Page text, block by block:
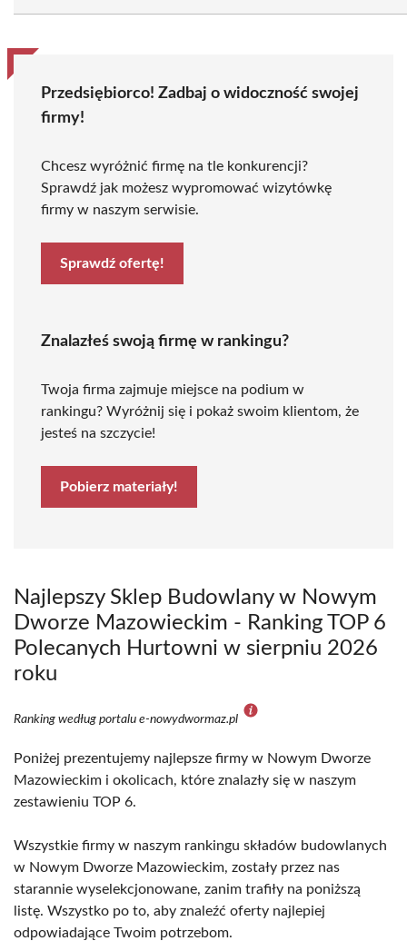
Przedsiębiorco! Zadbaj o widoczność swojej
firmy!
Chcesz wyróżnić firmę na tle konkurencji?
Sprawdź jak możesz wypromować wizytówkę
firmy w naszym serwisie.
Sprawdź ofertę!
Znalazłeś swoją firmę w rankingu?
Twoja firma zajmuje miejsce na podium w
rankingu? Wyróżnij się i pokaż swoim klientom, że
jesteś na szczycie!
Pobierz materiały!
Najlepszy Sklep Budowlany w Nowym
Dworze Mazowieckim - Ranking TOP 6
Polecanych Hurtowni w sierpniu 2026
roku
Ranking według portalu e-nowydwormaz.pl
Poniżej prezentujemy najlepsze firmy w Nowym Dworze
Mazowieckim i okolicach, które znalazły się w naszym
zestawieniu TOP 6.
Wszystkie firmy w naszym rankingu składów budowlanych
w Nowym Dworze Mazowieckim, zostały przez nas
starannie wyselekcjonowane, zanim trafiły na poniższą
listę. Wszystko po to, aby znaleźć oferty najlepiej
odpowiadające Twoim potrzebom.